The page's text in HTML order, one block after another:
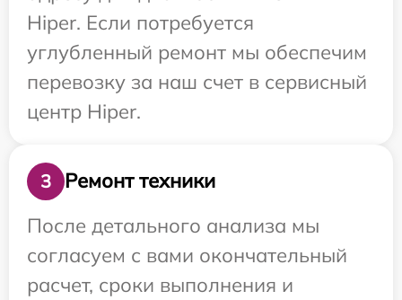
Hiper. Если потребуется
углубленный ремонт мы обеспечим
перевозку за наш счет в сервисный
центр Hiper.
3
Ремонт техники
После детального анализа мы
согласуем с вами окончательный
расчет, сроки выполнения и